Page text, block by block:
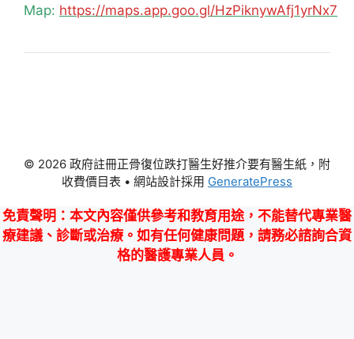
Map: https://maps.app.goo.gl/HzPiknywAfj1yrNx7
© 2026 政府註冊正骨復位跌打醫生好推介要有醫生紙，附
收費價目表 • 網站設計採用 GeneratePress
免責聲明 ：本文內容僅供參考和教育用途，不能替代專業醫
療建議、診斷或治療。如有任何健康問題，請務必諮詢合資
格的醫護專業人員。